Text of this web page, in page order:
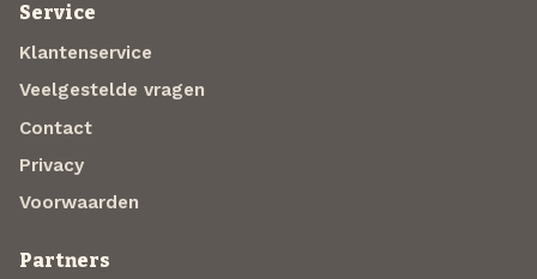
Service
Klantenservice
Veelgestelde vragen
Contact
Privacy
Voorwaarden
Partners